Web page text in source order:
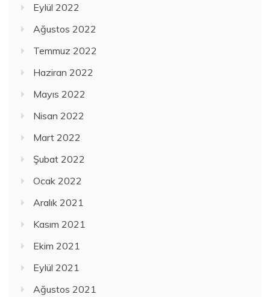
Eylül 2022
Ağustos 2022
Temmuz 2022
Haziran 2022
Mayıs 2022
Nisan 2022
Mart 2022
Şubat 2022
Ocak 2022
Aralık 2021
Kasım 2021
Ekim 2021
Eylül 2021
Ağustos 2021